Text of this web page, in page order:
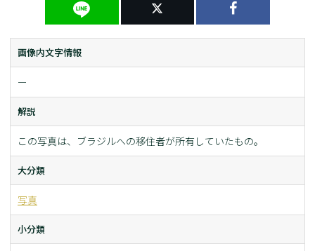
画像内文字情報
ー
解説
この写真は、ブラジルへの移住者が所有していたもの。
大分類
写真
小分類